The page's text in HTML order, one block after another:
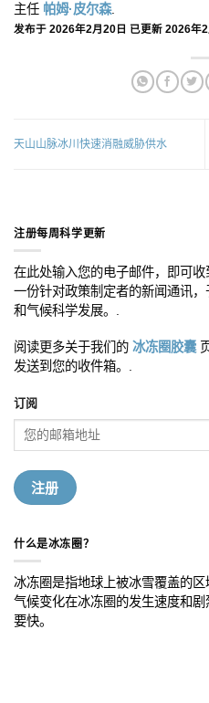
主任 帕姆·皮尔森.
发布于 2026年2月20日 已更新 2026年
天山山脉冰川快速消融威胁供水
注册每周科学更新
在此处输入您的电子邮件，即可
一份针对政策制定者的新闻通讯
和气候科学发展。.
阅读更多关于我们的 冰冻圈胶囊
发送到您的收件箱。.
订阅
什么是冰冻圈？
冰冻圈是指地球上被冰雪覆盖的
气候变化在冰冻圈的发生速度和
要快。